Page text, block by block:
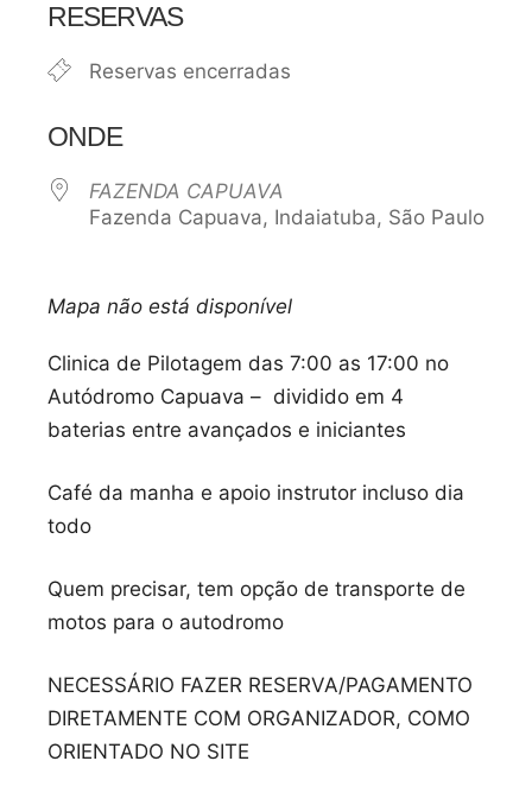
RESERVAS
Reservas encerradas
ONDE
FAZENDA CAPUAVA
Fazenda Capuava, Indaiatuba, São Paulo
Mapa não está disponível
Clinica de Pilotagem das 7:00 as 17:00 no
Autódromo Capuava – dividido em 4
baterias entre avançados e iniciantes
Café da manha e apoio instrutor incluso dia
todo
Quem precisar, tem opção de transporte de
motos para o autodromo
NECESSÁRIO FAZER RESERVA/PAGAMENTO
DIRETAMENTE COM ORGANIZADOR, COMO
ORIENTADO NO SITE